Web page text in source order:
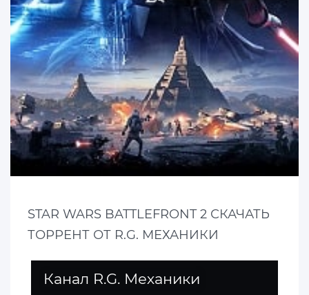
STAR WARS BATTLEFRONT 2 СКАЧАТЬ
ТОРРЕНТ ОТ R.G. МЕХАНИКИ
Канал R.G. Механики